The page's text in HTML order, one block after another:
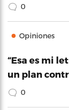
0
Opiniones
“Esa es mi
un plan
0